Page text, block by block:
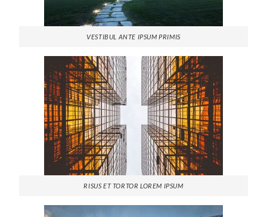
VESTIBUL ANTE IPSUM PRIMIS
RISUS ET TORTOR LOREM IPSUM